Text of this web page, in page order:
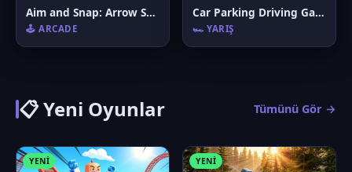
Aim and Snap: Arrow Srike
🕹️ ARCADE
Car Parking Driving Game
🏎️ YARIŞ
📋 Yeni Oyunlar Tümünü Gör →
YENI YENI